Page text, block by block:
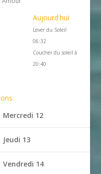
Aujourd'hui
Lever du Soleil
06:32
Coucher du soleil à
20:40
Mercredi 12
Jeudi 13
Vendredi 14